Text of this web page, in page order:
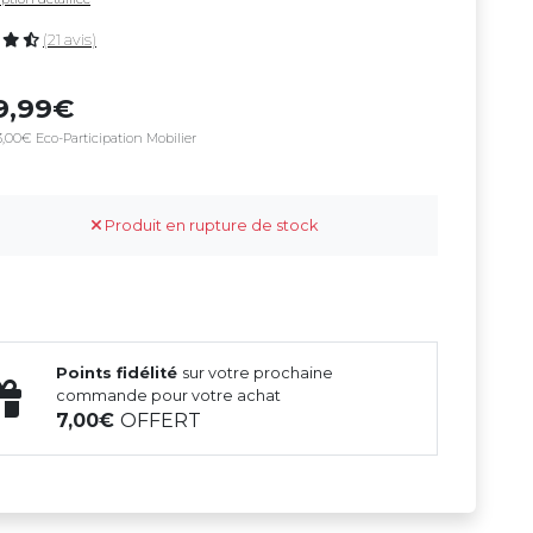
(21 avis)
Eco-Participation Mobilier
Produit en rupture de stock
Points fidélité sur votre prochaine
commande pour votre achat
7,00OFFERT